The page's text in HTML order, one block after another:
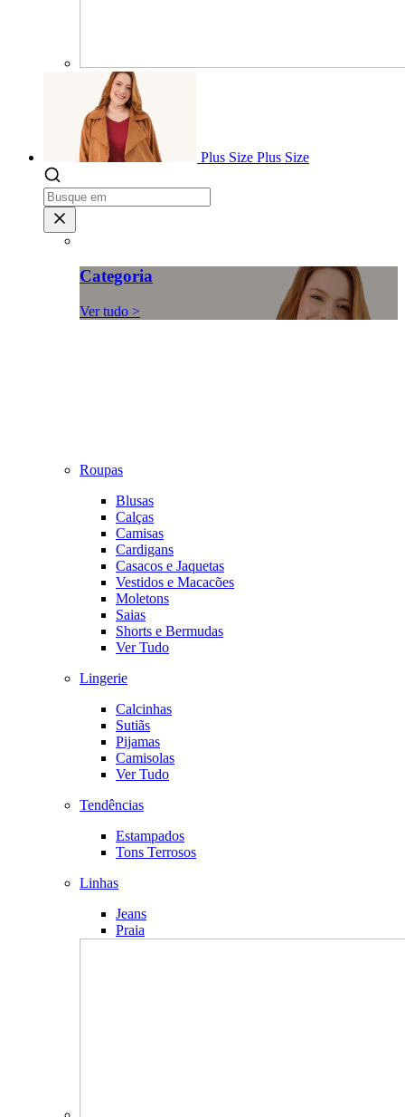
Plus Size Plus Size
Categoria
Ver tudo >
Roupas
Blusas
Calças
Camisas
Cardigans
Casacos e Jaquetas
Vestidos e Macacões
Moletons
Saias
Shorts e Bermudas
Ver Tudo
Lingerie
Calcinhas
Sutiãs
Pijamas
Camisolas
Ver Tudo
Tendências
Estampados
Tons Terrosos
Linhas
Jeans
Praia